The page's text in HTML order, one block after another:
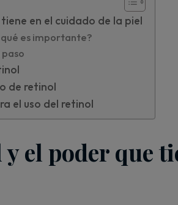
en el cuidado de la piel
es importante?
de retinol
el uso del retinol
el poder que